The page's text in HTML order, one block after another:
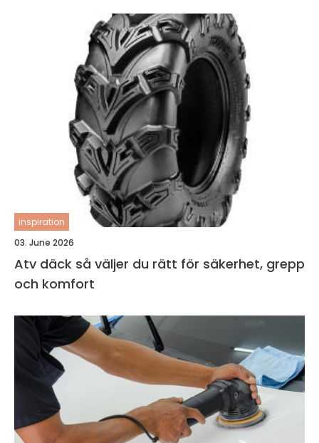
inspiration
03. June 2026
Atv däck så väljer du rätt för säkerhet, grepp
och komfort